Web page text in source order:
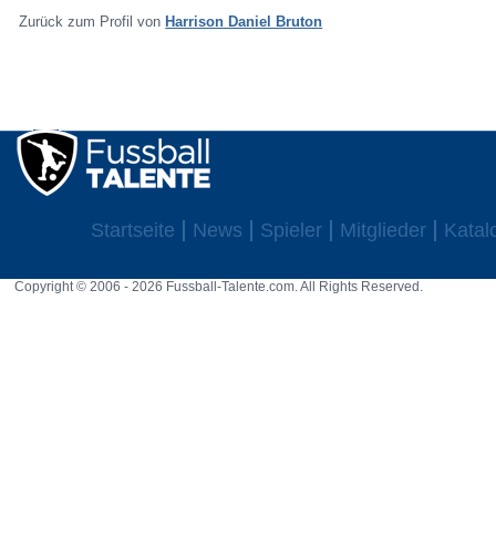
Zurück zum Profil von Harrison Daniel Bruton
Startseite News Spieler Mitglieder
Copyright © 2006 - 2026 Fussball-Talente.com. All Rights Reserved.